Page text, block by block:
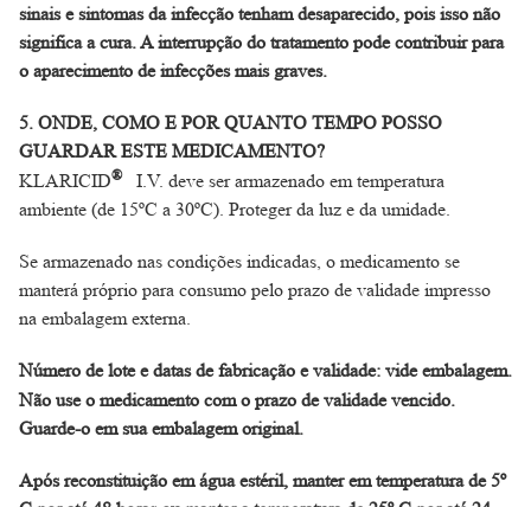
sinais e sintomas da infecção tenham desaparecido, pois isso não
significa a cura. A interrupção do tratamento pode contribuir para
o aparecimento de infecções mais graves.
5. ONDE, COMO E POR QUANTO TEMPO POSSO
GUARDAR ESTE MEDICAMENTO?
KLARICID®I.V. deve ser armazenado em temperatura
ambiente (de 15ºC a 30ºC). Proteger da luz e da umidade.
Se armazenado nas condições indicadas, o medicamento se
manterá próprio para consumo pelo prazo de validade impresso
na embalagem externa.
Número de lote e datas de fabricação e validade: vide embalagem.
Não use o medicamento com o prazo de validade vencido.
Guarde-o em sua embalagem original.
Após reconstituição em água estéril, manter em temperatura de 5º